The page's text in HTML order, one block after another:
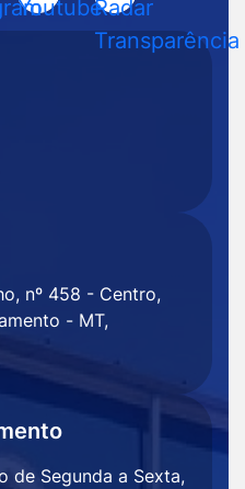
a
a
Rede
nº 458 - Centro,
- MT,
de Segunda a Sexta,